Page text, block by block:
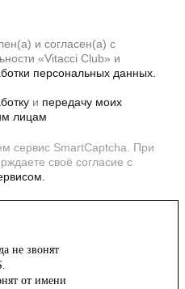
и согласен(а) с
«Vitacci Club» и
персональных данных.
и передачу моих
лицам
сервис SmartCaptcha. При
своё согласие с
не звонят
от имени